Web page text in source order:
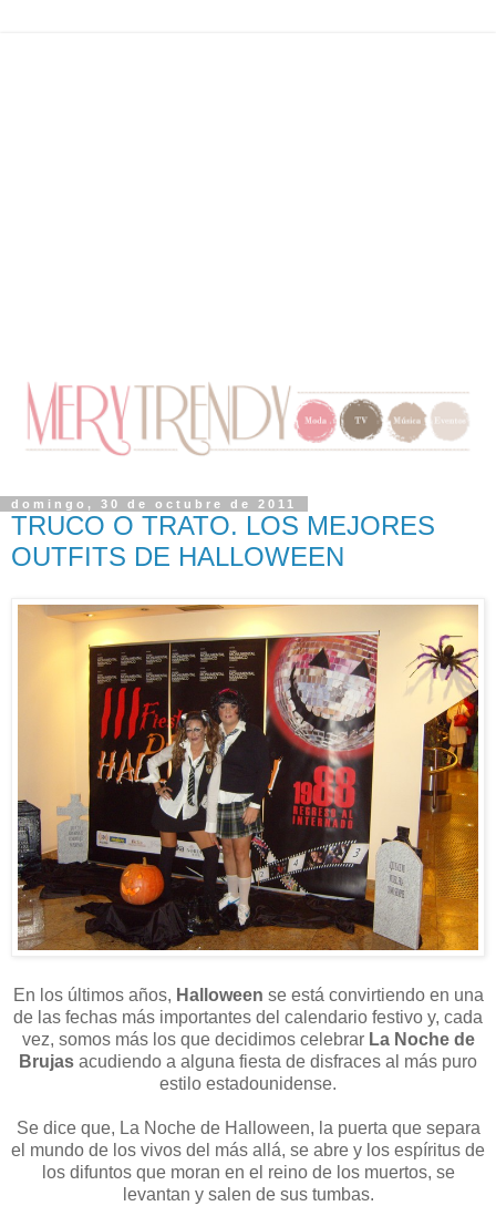
domingo, 30 de octubre de 2011
TRUCO O TRATO. LOS MEJORES
OUTFITS DE HALLOWEEN
En los últimos años, Halloween se está convirtiendo en una
de las fechas más importantes del calendario festivo y, cada
vez, somos más los que decidimos celebrar La Noche de
Brujas acudiendo a alguna fiesta de disfraces al más puro
estilo estadounidense.
Se dice que, La Noche de Halloween, la puerta que separa
el mundo de los vivos del más allá, se abre y los espíritus de
los difuntos que moran en el reino de los muertos, se
levantan y salen de sus tumbas.